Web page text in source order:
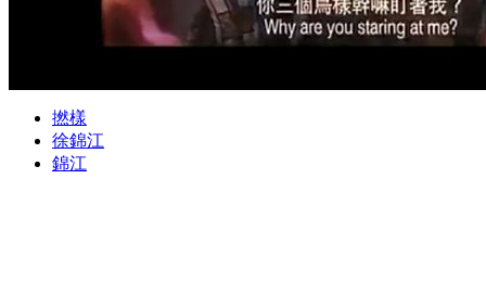
撚樣
徐錦江
錦江